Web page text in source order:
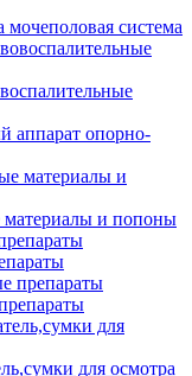
мочеполовая система
опорно-
материалы и попоны
для осмотра